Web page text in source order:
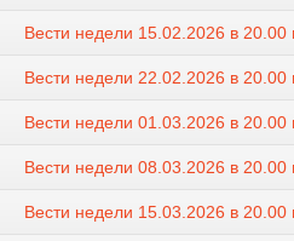
Вести недели 15.02.2026 в 20.00
Вести недели 22.02.2026 в 20.00
Вести недели 01.03.2026 в 20.00
Вести недели 08.03.2026 в 20.00
Вести недели 15.03.2026 в 20.00